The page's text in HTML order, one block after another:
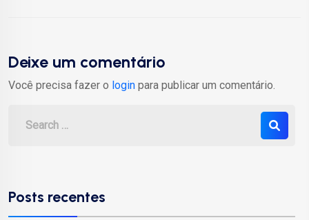
Deixe um comentário
Você precisa fazer o login para publicar um comentário.
Posts recentes